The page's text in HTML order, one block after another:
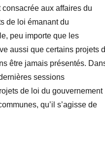
aux affaires du
de loi émanant du
peu importe que les
aussi que certains projets
être jamais présentés.
sessions
de loi du gouvernement
qu’il s’agisse de